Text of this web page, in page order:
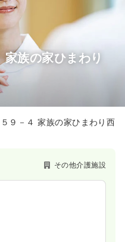
新卒可
詳細を見る
家族の家ひまわり
９－４ 家族の家ひまわり西
その他介護施設